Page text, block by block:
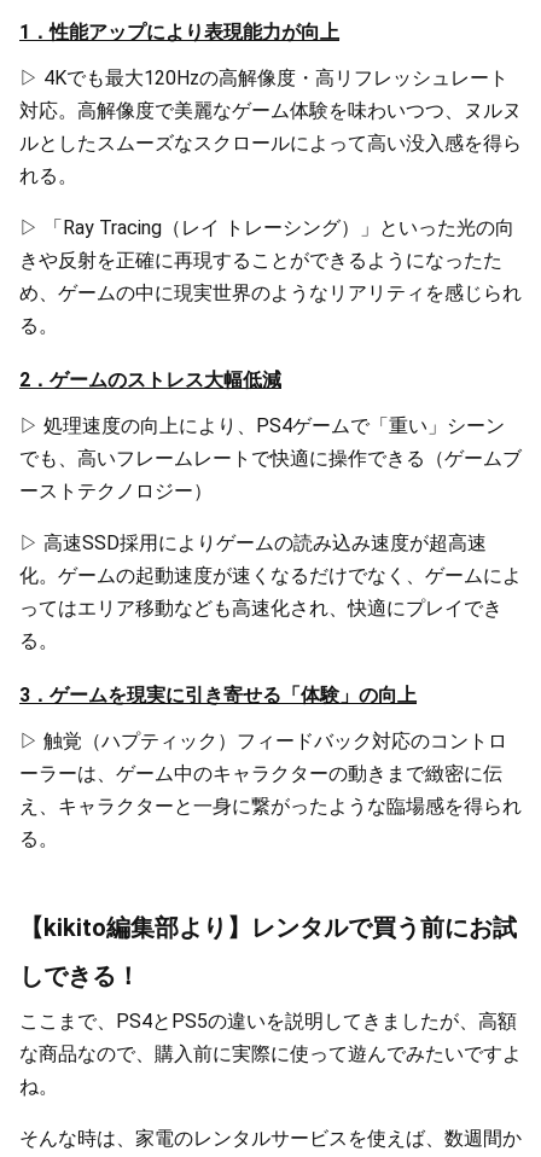
1．性能アップにより表現能力が向上
▷ 4Kでも最大120Hzの高解像度・高リフレッシュレート
対応。高解像度で美麗なゲーム体験を味わいつつ、ヌルヌ
ルとしたスムーズなスクロールによって高い没入感を得ら
れる。
▷ 「Ray Tracing（レイ トレーシング）」といった光の向
きや反射を正確に再現することができるようになったた
め、ゲームの中に現実世界のようなリアリティを感じられ
る。
2．ゲームのストレス大幅低減
▷ 処理速度の向上により、PS4ゲームで「重い」シーン
でも、高いフレームレートで快適に操作できる（ゲームブ
ーストテクノロジー）
▷ 高速SSD採用によりゲームの読み込み速度が超高速
化。ゲームの起動速度が速くなるだけでなく、ゲームによ
ってはエリア移動なども高速化され、快適にプレイでき
る。
3．ゲームを現実に引き寄せる「体験」の向上
▷ 触覚（ハプティック）フィードバック対応のコントロ
ーラーは、ゲーム中のキャラクターの動きまで緻密に伝
え、キャラクターと一身に繋がったような臨場感を得られ
る。
【kikito編集部より】レンタルで買う前にお試
しできる！
ここまで、PS4とPS5の違いを説明してきましたが、高額
な商品なので、購入前に実際に使って遊んでみたいですよ
ね。
そんな時は、家電のレンタルサービスを使えば、数週間か